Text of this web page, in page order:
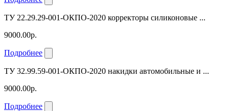
ТУ 22.29.29-001-ОКПО-2020 корректоры силиконовые ...
9000.00р.
Подробнее
ТУ 32.99.59-001-ОКПО-2020 накидки автомобильные и ...
9000.00р.
Подробнее